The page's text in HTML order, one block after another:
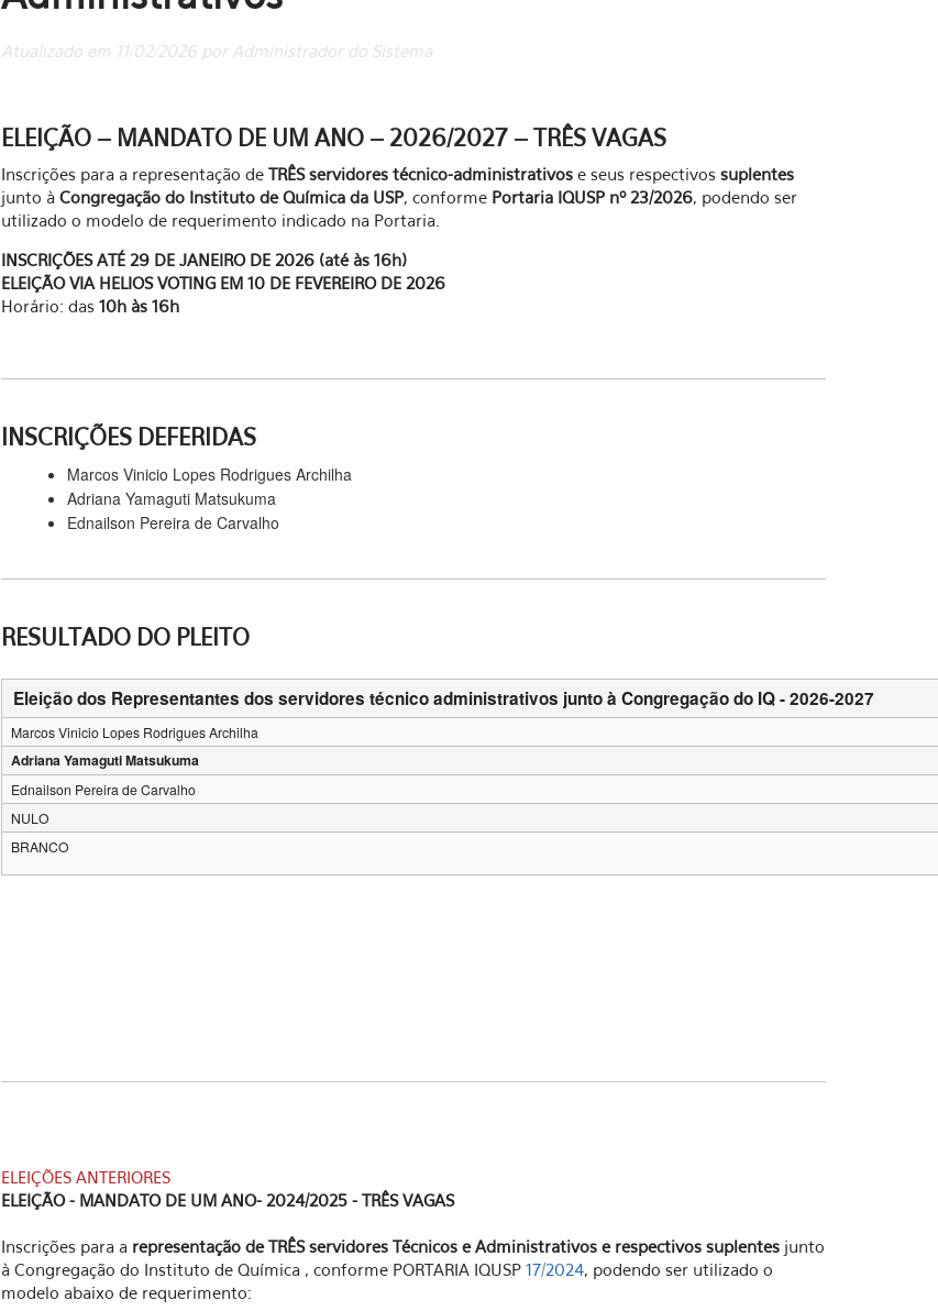
Atualizado em 11/02/2026 por Administrador do Sistema
ELEIÇÃO – MANDATO DE UM ANO – 2026/2027 – TRÊS VAGAS
Inscrições para a representação de TRÊS servidores técnico-administrativos e seus respectivos suplentes
junto à Congregação do Instituto de Química da USP, conforme Portaria IQUSP nº 23/2026, podendo ser
utilizado o modelo de requerimento indicado na Portaria.
INSCRIÇÕES ATÉ 29 DE JANEIRO DE 2026 (até às 16h)
ELEIÇÃO VIA HELIOS VOTING EM 10 DE FEVEREIRO DE 2026
Horário: das 10h às 16h
INSCRIÇÕES DEFERIDAS
Marcos Vinicio Lopes Rodrigues Archilha
Adriana Yamaguti Matsukuma
Ednailson Pereira de Carvalho
RESULTADO DO PLEITO
Eleição dos Representantes dos servidores técnico administrativos junto à Congregação do IQ - 2026-2027
Marcos Vinicio Lopes Rodrigues Archilha
Adriana Yamaguti Matsukuma
Ednailson Pereira de Carvalho
NULO
BRANCO
ELEIÇÕES ANTERIORES
ELEIÇÃO - MANDATO DE UM ANO- 2024/2025 - TRÊS VAGAS
Inscrições para a representação de TRÊS servidores Técnicos e Administrativos e respectivos suplentes junto
à Congregação do Instituto de Química , conforme PORTARIA IQUSP 17/2024, podendo ser utilizado o
modelo abaixo de requerimento: